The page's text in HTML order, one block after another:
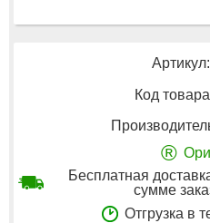
Артикул:
Код
®
Бесплатная
сумме
Отгрузка в